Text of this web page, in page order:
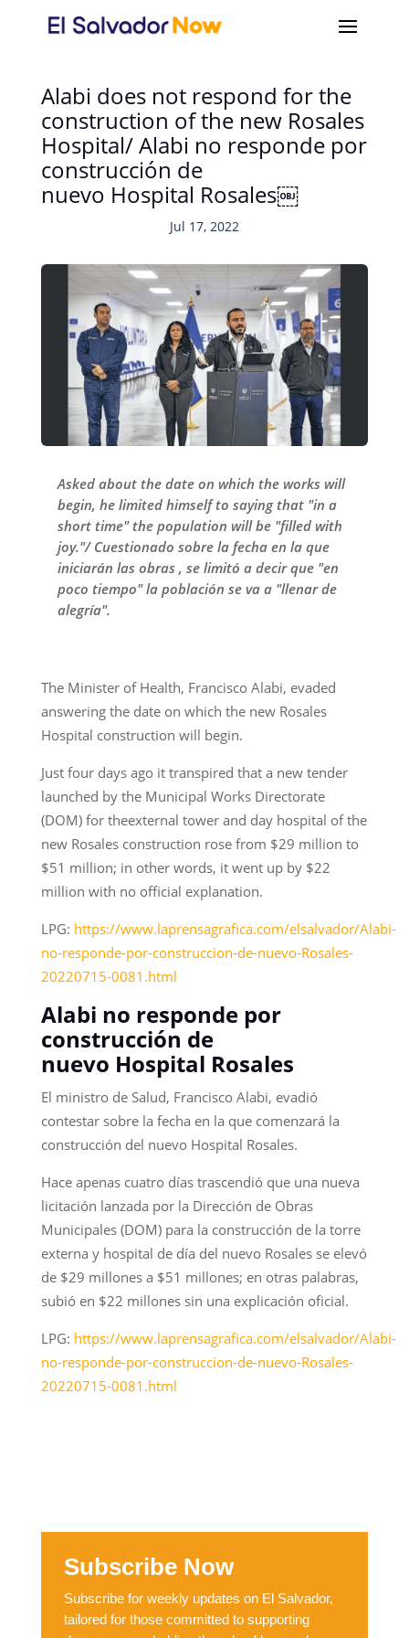
Alabi does not respond for the
construction of the new Rosales
Hospital/ Alabi no responde por
construcción de
nuevo Hospital Rosales￼
Jul 17, 2022
Asked about the date on which the works will
begin, he limited himself to saying that "in a
short time" the population will be "filled with
joy."/ Cuestionado sobre la fecha en la que
iniciarán las obras , se limitó a decir que "en
poco tiempo" la población se va a "llenar de
alegría".
The Minister of Health, Francisco Alabi, evaded
answering the date on which the new Rosales
Hospital construction will begin.
Just four days ago it transpired that a new tender
launched by the Municipal Works Directorate
(DOM) for theexternal tower and day hospital of the
new Rosales construction rose from $29 million to
$51 million; in other words, it went up by $22
million with no official explanation.
LPG: https://www.laprensagrafica.com/elsalvador/Alabi-
no-responde-por-construccion-de-nuevo-Rosales-
20220715-0081.html
Alabi no responde por
construcción de
nuevo Hospital Rosales
El ministro de Salud, Francisco Alabi, evadió
contestar sobre la fecha en la que comenzará la
construcción del nuevo Hospital Rosales.
Hace apenas cuatro días trascendió que una nueva
licitación lanzada por la Dirección de Obras
Municipales (DOM) para la construcción de la torre
externa y hospital de día del nuevo Rosales se elevó
de $29 millones a $51 millones; en otras palabras,
subió en $22 millones sin una explicación oficial.
LPG: https://www.laprensagrafica.com/elsalvador/Alabi-
no-responde-por-construccion-de-nuevo-Rosales-
20220715-0081.html
Subscribe Now
Subscribe for weekly updates on El Salvador,
tailored for those committed to supporting